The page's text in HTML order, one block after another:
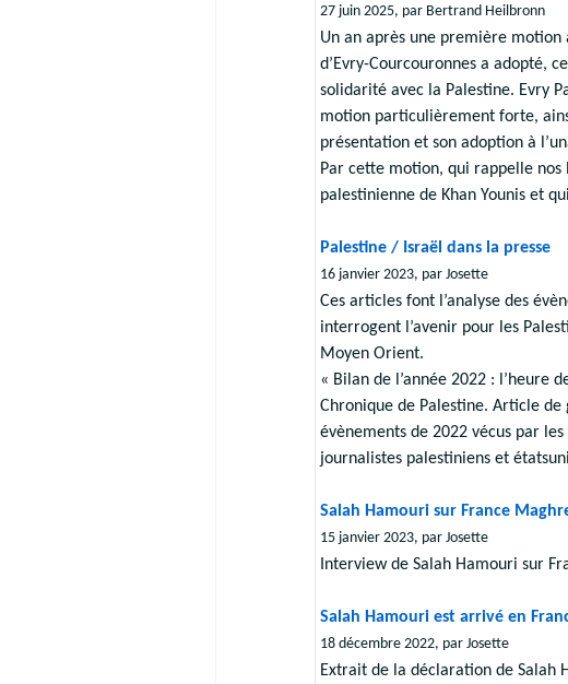
27 juin 2025, par Bertrand Heilbronn
Un an après une première
d’Evry-Courcouronnes a adopté,
solidarité avec la Palestine. Evry
motion particulièrement forte,
présentation et son adoption à
Par cette motion, qui rappelle
palestinienne de Khan Younis et
Palestine / Israël dans la presse
16 janvier 2023, par Josette
Ces articles font l’analyse des
interrogent l’avenir pour les
Moyen Orient.
« Bilan de l’année 2022 : l’heure
Chronique de Palestine. Article
évènements de 2022 vécus par
journalistes palestiniens et
Salah Hamouri sur France
15 janvier 2023, par Josette
Interview de Salah Hamouri sur
Salah Hamouri est arrivé en
18 décembre 2022, par Josette
Extrait de la déclaration de Salah